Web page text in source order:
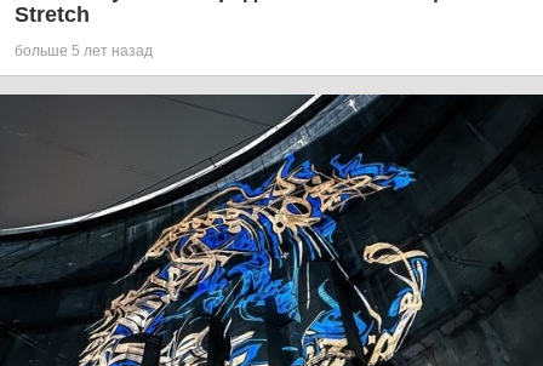
Stretch
больше 5 лет назад